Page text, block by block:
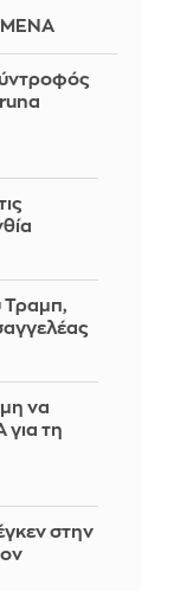
Τραμπ,
να
για τη
στην